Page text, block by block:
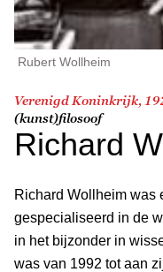
Rubert Wollheim
Verenigd Koninkrijk,
(kunst)filosoof
Richard
Richard Wollheim was
gespecialiseerd in de
in het bijzonder in
was van 1992 tot aan